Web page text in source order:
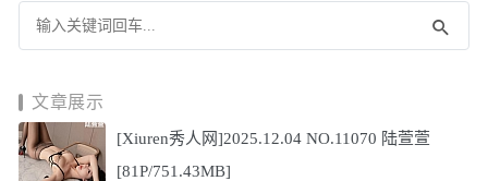
文章展示
[Xiuren秀人网]2025.12.04 NO.11070 陆萱萱
[81P/751.43MB]